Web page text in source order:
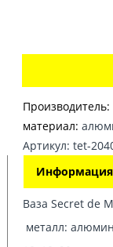
Производитель:
материал:
Артикул: tet-
Информация
Ваза Secret de
металл: